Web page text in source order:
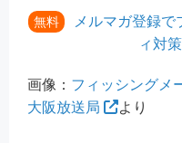
無料
メルマガ登録
ィ対
画像： フィッシングメ
大阪放送局
より